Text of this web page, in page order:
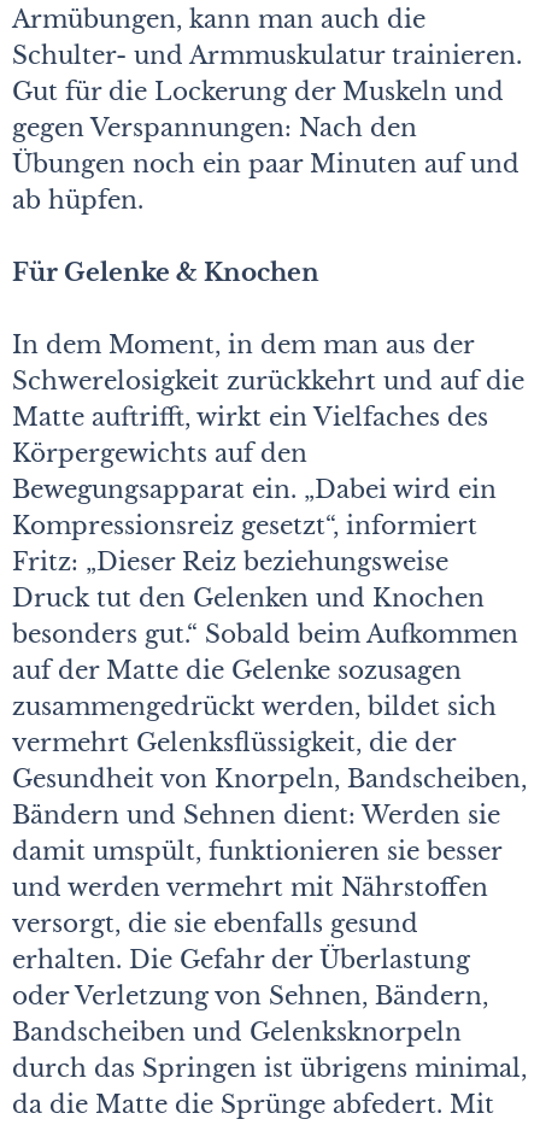
Armübungen, kann man auch die
Schulter- und Armmuskulatur trainieren.
Gut für die Lockerung der Muskeln und
gegen Verspannungen: Nach den
Übungen noch ein paar Minuten auf und
ab hüpfen.
Für Gelenke & Knochen
In dem Moment, in dem man aus der
Schwerelosigkeit zurückkehrt und auf die
Matte auftrifft, wirkt ein Vielfaches des
Körpergewichts auf den
Bewegungsapparat ein. „Dabei wird ein
Kompressionsreiz gesetzt“, informiert
Fritz: „Dieser Reiz beziehungsweise
Druck tut den Gelenken und Knochen
besonders gut.“ Sobald beim Aufkommen
auf der Matte die Gelenke sozusagen
zusammengedrückt werden, bildet sich
vermehrt Gelenksflüssigkeit, die der
Gesundheit von Knorpeln, Bandscheiben,
Bändern und Sehnen dient: Werden sie
damit umspült, funktionieren sie besser
und werden vermehrt mit Nährstoffen
versorgt, die sie ebenfalls gesund
erhalten. Die Gefahr der Überlastung
oder Verletzung von Sehnen, Bändern,
Bandscheiben und Gelenksknorpeln
durch das Springen ist übrigens minimal,
da die Matte die Sprünge abfedert. Mit